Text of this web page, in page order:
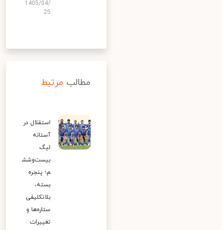
1405/04/
25
مطالب مرتبط
استقلال در
آستانه
لیگ
بیست‌وشش
م؛ پنجره
بسته،
بلاتکلیفی
ستاره‌ها و
تغییرات